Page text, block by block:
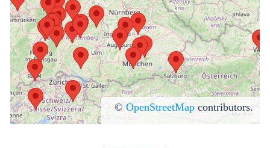
© OpenStreetMap contributors.